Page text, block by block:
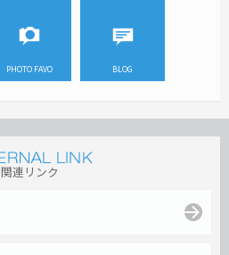
PHOTO FAVO BLOG
関連リンク